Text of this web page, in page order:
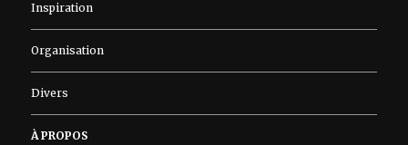
Inspiration
Organisation
Divers
À PROPOS